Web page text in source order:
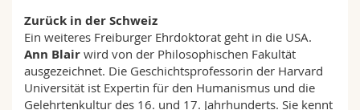
Zurück in der Schweiz
Ein weiteres Freiburger Ehrdoktorat geht in die USA.
Ann Blair wird von der Philosophischen Fakultät
ausgezeichnet. Die Geschichtsprofessorin der Harvard
Universität ist Expertin für den Humanismus und die
Gelehrtenkultur des 16. und 17. Jahrhunderts. Sie kennt